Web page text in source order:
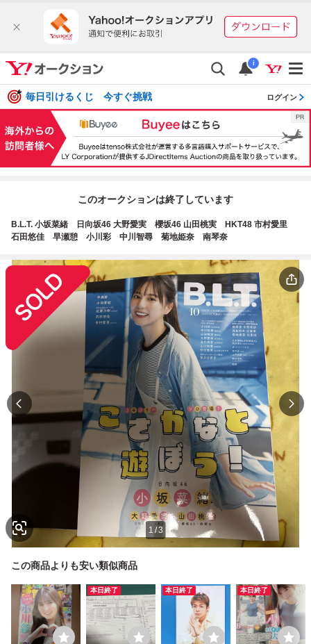
i
毎日引けるくじ 今すぐ挑戦 ログイン
このオークションは終了しています
B.L.T. 小坂菜緒 日向坂46 大野愛実 櫻坂46 山田桃実 HKT48 市村愛里
石田悠佳 早瀬憩 小川彩 中川智尋 菊地姫奈 南琴奈
1 /3
この商品よりも安い類似商品
本日終了 本日終了 本日終了